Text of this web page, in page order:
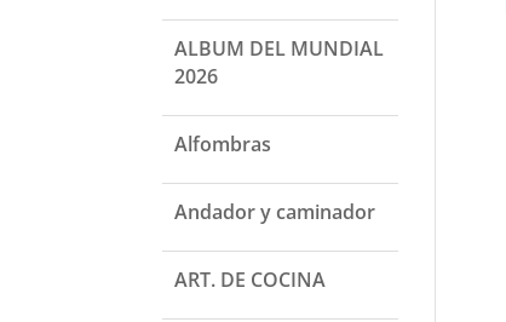
ALBUM DEL MUNDIAL
2026
Alfombras
Andador y caminador
ART. DE COCINA